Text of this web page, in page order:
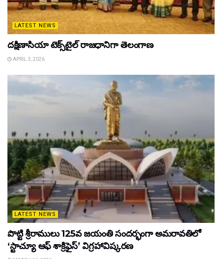
LATEST NEWS
దక్షిణాసియా టెక్స్‌టైల్ రాజధానిగా తెలంగాణ
APRIL 3, 2026
LATEST NEWS
పొట్టి శ్రీరాములు 125వ జయంతి సందర్భంగా అమరావతిలో
‘స్టాచ్యూ ఆఫ్ శాక్రిఫైస్’ విగ్రహావిష్కరణ